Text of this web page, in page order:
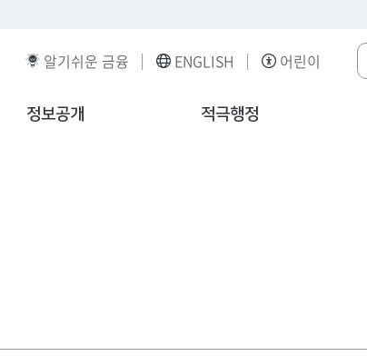
알기쉬운 금융 ENGLISH 어린이
정보공개 적극행정